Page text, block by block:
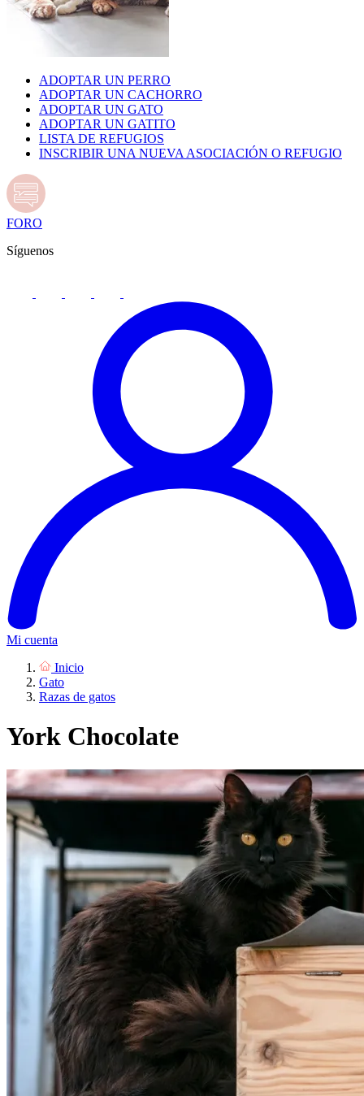
ADOPTAR UN PERRO
ADOPTAR UN CACHORRO
ADOPTAR UN GATO
ADOPTAR UN GATITO
LISTA DE REFUGIOS
INSCRIBIR UNA NUEVA ASOCIACIÓN O REFUGIO
FORO
Síguenos
Mi cuenta
Inicio
Gato
Razas de gatos
York Chocolate